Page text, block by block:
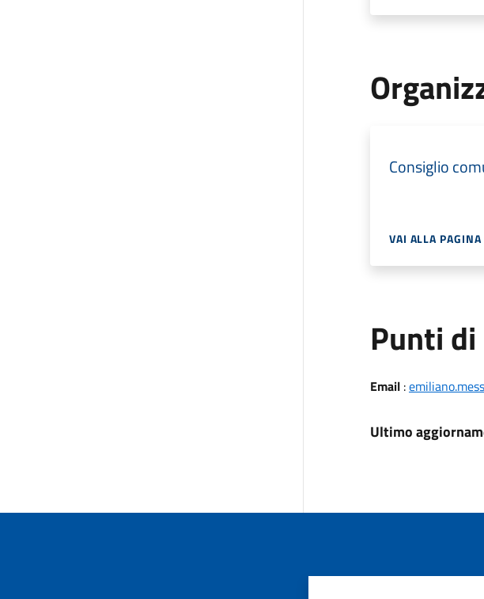
Consiglio
VAI ALLA PAGINA
Punti
Email:
Ultimo